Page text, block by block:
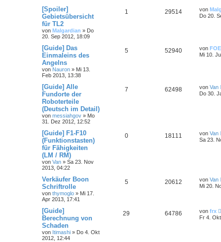
[Spoiler]
Gebietsübersicht
für TL2
von Malgardian » Do
20. Sep 2012, 18:09
1 29514 von
Do 20.
[Guide] Das
Einmaleins des
Angelns
von Nauron » Mi 13.
Feb 2013, 13:38
5 52940 von FOE
Mi 10.
[Guide] Alle
Fundorte der
Roboterteile
(Deutsch im Detail)
von messiahgov » Mo
31. Dez 2012, 12:52
7 62498 von Van
Do 30.
[Guide] F1-F10
(Funktionstasten)
für Fähigkeiten
(LM / RM)
von Van » Sa 23. Nov
2013, 04:22
0 18111 von Van
Sa 23.
Verkäufer Boon
Schriftrolle
von thymoglo » Mi 17.
Apr 2013, 17:41
5 20612 von Van
Mi 20.
[Guide]
Berechnung von
Schaden
von Itimashi » Do 4. Okt
2012, 12:44
29 64786 von frx
Fr 4.